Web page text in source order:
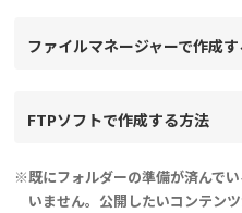
ファイルマネージャーで作成
FTPソフトで作成する方法
※既にフォルダーの準備が済んで
いません。公開したいコンテン